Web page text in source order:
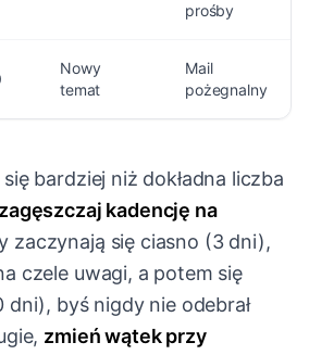
prośby
Nowy
temat
Mail
pożegnalny
bardziej niż dokładna liczba
zagęszczaj kadencję na
zaczynają się ciasno (3 dni),
czele uwagi, a potem się
dni), byś nigdy nie odebrał
zmień wątek przy